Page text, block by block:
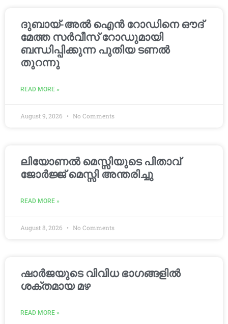
ദുബായ്-അൽ ഐൻ റോഡിനെ ഔദ്
മേത്ത സർവീസ് റോഡുമായി
ബന്ധിപ്പിക്കുന്ന പുതിയ ടണൽ
തുറന്നു
READ MORE »
August 9, 2026 No Comments
ലിയോണൽ മെസ്സിയുടെ പിതാവ്
ജോർജ്ജ് മെസ്സി അന്തരിച്ചു
READ MORE »
August 8, 2026 No Comments
ഷാർജയുടെ വിവിധ ഭാഗങ്ങളിൽ
ശക്തമായ മഴ
READ MORE »